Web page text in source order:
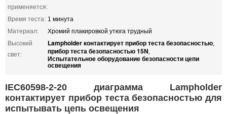
применяется:
Время теста: 1 минута
Материал:
Хромий плакировкой утюга трудный
Высокий
свет:
Lampholder контактирует прибор теста безопасностью,
прибор теста безопасностью 15N,
Испытательное оборудование безопасности цепи
освещения
IEC60598-2-20 диаграмма Lampholder
контактирует прибор теста безопасностью для
испытывать цепь освещения